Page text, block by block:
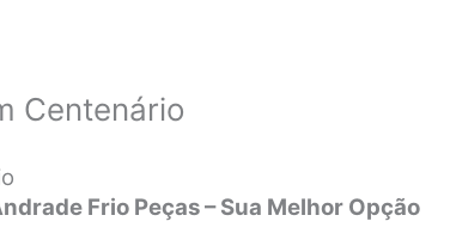
Centenário
Frio Peças – Sua Melhor Opção